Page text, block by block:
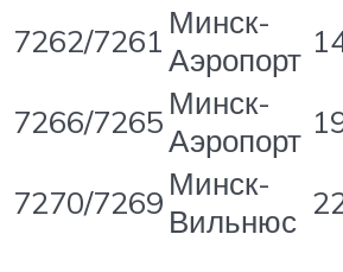
7262/7261 Минск-
Аэропорт
7266/7265 Минск-
Аэропорт
7270/7269 Минск-
Вильнюс